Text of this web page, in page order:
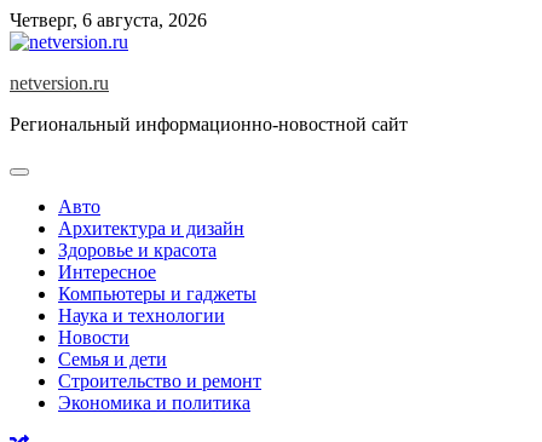
Skip
to
Четверг, 6 августа, 2026
netversion.ru
Региональный информационно-новостной сайт
Авто
Архитектура и дизайн
Здоровье и красота
Интересное
Компьютеры и гаджеты
Наука и технологии
Новости
Семья и дети
Строительство и ремонт
Экономика и политика